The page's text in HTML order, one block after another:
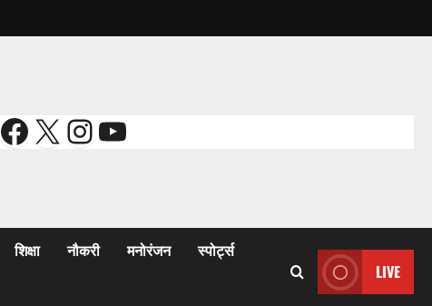
Facebook
X Instagram
YouTube
शिक्षा नौकरी मनोरंजन स्पोर्ट्स
LIVE